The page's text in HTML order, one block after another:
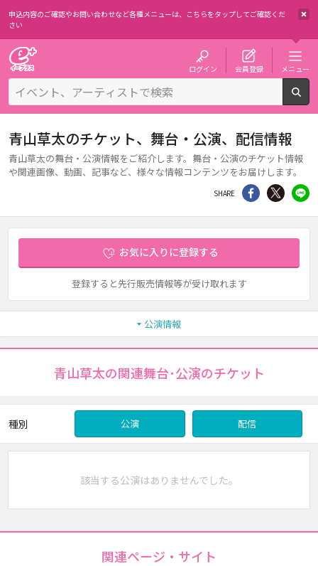
申込内容のご確認やお問い合わせなど各種メニューは、 こちらをタップしてご確認くだ
さい
ログイン 会員登録 メニュー
青山草太のチケット、舞台・公演、配信情報
青山草太の舞台・公演情報をご紹介します。舞台・公演のチケット情報
や関連画像、動画、記事など、様々な情報コンテンツをお届けします。
SHARE シェア Twitter
お気に入りに登録する
登録すると先行販売情報等が受け取れます
公演情報
青山草太の関連舞台･公演のチケット
種別 公演 配信
該当する公演はありませんでした。
関連ページ・サイト